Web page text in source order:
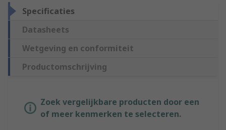
Specificaties
Datasheets
Wetgeving en conformiteit
Productomschrijving
Zoek vergelijkbare producten door een
of meer kenmerken te selecteren.